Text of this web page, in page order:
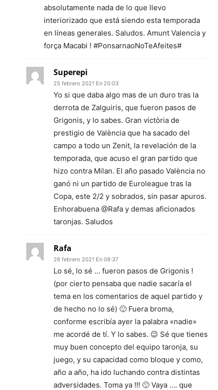
absolutamente nada de lo que llevo
interiorizado que está siendo esta temporada
en líneas generales. Saludos. Amunt Valencia y
força Macabi ! #PonsarnaoNoTeAfeites#
Superepi
25 febrero 2021 En 20:03
Yo si que daba algo mas de un duro tras la
derrota de Zalguiris, que fueron pasos de
Grigonis, y lo sabes. Gran victòria de
prestigio de València que ha sacado del
campo a todo un Zenit, la revelación de la
temporada, que acuso el gran partido que
hizo contra Milan. El año pasado València no
ganó ni un partido de Euroleague tras la
Copa, este 2/2 y sobrados, sin pasar apuros.
Enhorabuena @Rafa y demas aficionados
taronjas. Saludos
Rafa
26 febrero 2021 En 08:37
Lo sé, lo sé … fueron pasos de Grigonis !
(por cierto pensaba que nadie sacaría el
tema en los comentarios de aquel partido y
de hecho no lo sé) 🙂 Fuera broma,
conforme escribía ayer la palabra «nadie»
me acordé de tí. Y lo sabes. 😉 Sé que tienes
muy buen concepto del equipo taronja, su
juego, y su capacidad como bloque y como,
año a año, ha ido luchando contra distintas
adversidades. Toma ya !!! 🙂 Vaya …. que